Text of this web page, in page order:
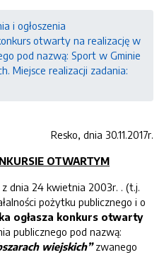
i ogłoszenia
otwarty na realizację w
pod nazwą: Sport w Gminie
Miejsce realizacji zadania:
Resko, dnia 30.11.2017r.
OTWARTYM
dnia 24 kwietnia 2003r. . (t.j.
pożytku publicznego i o
ogłasza konkurs otwarty
publicznego pod nazwą:
wiejskich”zwanego